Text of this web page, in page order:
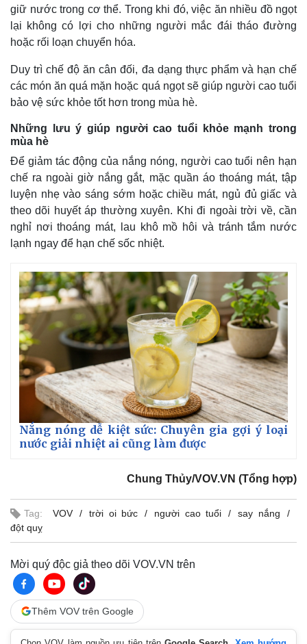
Bất động sản
Khởi nghiệp
Giá vàng
Tiêu dùng
Tỷ giá
Chứng khoán
Giá cà phê
giữ nước trong cơ thể. Trong khi đó, việc ăn nhiều đồ ngọt
lại không có lợi cho những người mắc đái tháo đường
hoặc rối loạn chuyển hóa.
Duy trì chế độ ăn cân đối, đa dạng thực phẩm và hạn chế
các món ăn quá mặn hoặc quá ngọt sẽ giúp người cao tuổi
bảo vệ sức khỏe tốt hơn trong mùa hè.
Những lưu ý giúp người cao tuổi khỏe mạnh trong
mùa hè
Để giảm tác động của nắng nóng, người cao tuổi nên hạn
chế ra ngoài giờ nắng gắt, mặc quần áo thoáng mát, tập
luyện nhẹ vào sáng sớm hoặc chiều mát, ngủ đủ giấc và
theo dõi huyết áp thường xuyên. Khi đi ngoài trời về, cần
nghỉ nơi thoáng mát, lau khô mồ hôi và tránh tắm nước
lạnh ngay để hạn chế sốc nhiệt.
Nắng nóng dễ kiệt sức: Chuyên gia gợi ý loại
nước giải nhiệt ai cũng làm được
Chung Thủy/VOV.VN (Tổng hợp)
Tag: VOV trời oi bức người cao tuổi
say nắng
đột quỵ
Mời quý độc giả theo dõi VOV.VN trên
Thêm VOV trên Google